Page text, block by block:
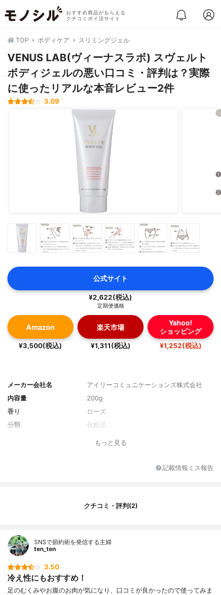
おすすめ商品がもらえる
クチコミポイ活サイト
TOP ボディケア スリミングジェル
VENUS LAB(ヴィーナスラボ) スヴェルト
ボディジェルの悪い口コミ・評判は？実際
に使ったリアルな本音レビュー2件
3.09
公式サイト
¥2,622(税込)
定期便価格
Amazon
¥3,500(税込)
楽天市場
¥1,311(税込)
Yahoo!
ショッピング
¥1,252(税込)
メーカー会社名
アイリーコミュニケーションズ株式会社
内容量
200g
香り
ローズ
分類
化粧品
もっと見る
記載情報ミス報告
クチコミ・評判(2)
SNSで節約術を発信する主婦
ten_ten
3.50
冷え性にもおすすめ！
足のむくみやお腹のお肉が気になり、口コミが良かったので使ってみま